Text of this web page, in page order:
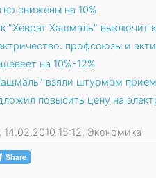
снижены на 10%
"Хеврат Хашмаль" выключит
профсоюзы и
на 10%-12%
взяли штурмом
повысить цену на
15:12, Экономика